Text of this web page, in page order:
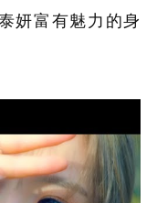
妍富有魅力的身